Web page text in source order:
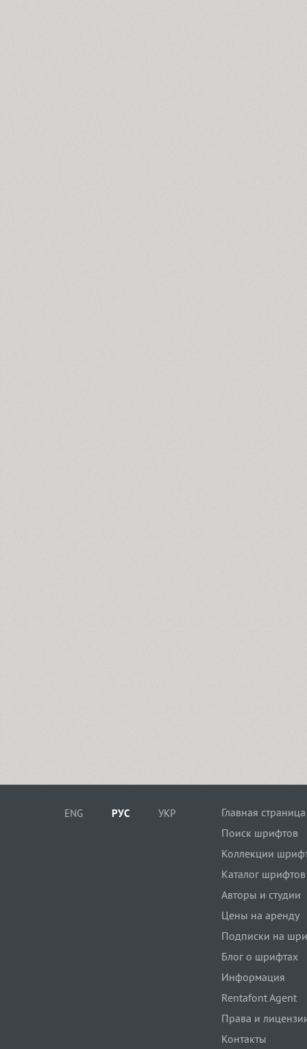
ENG РУС УКР
Главная страница
Поиск шрифтов
Коллекции
Каталог шрифтов
Авторы и студии
Цены на аренду
Подписки на
Блог о шрифтах
Информация
Rentafont Agent
Права и
Контакты